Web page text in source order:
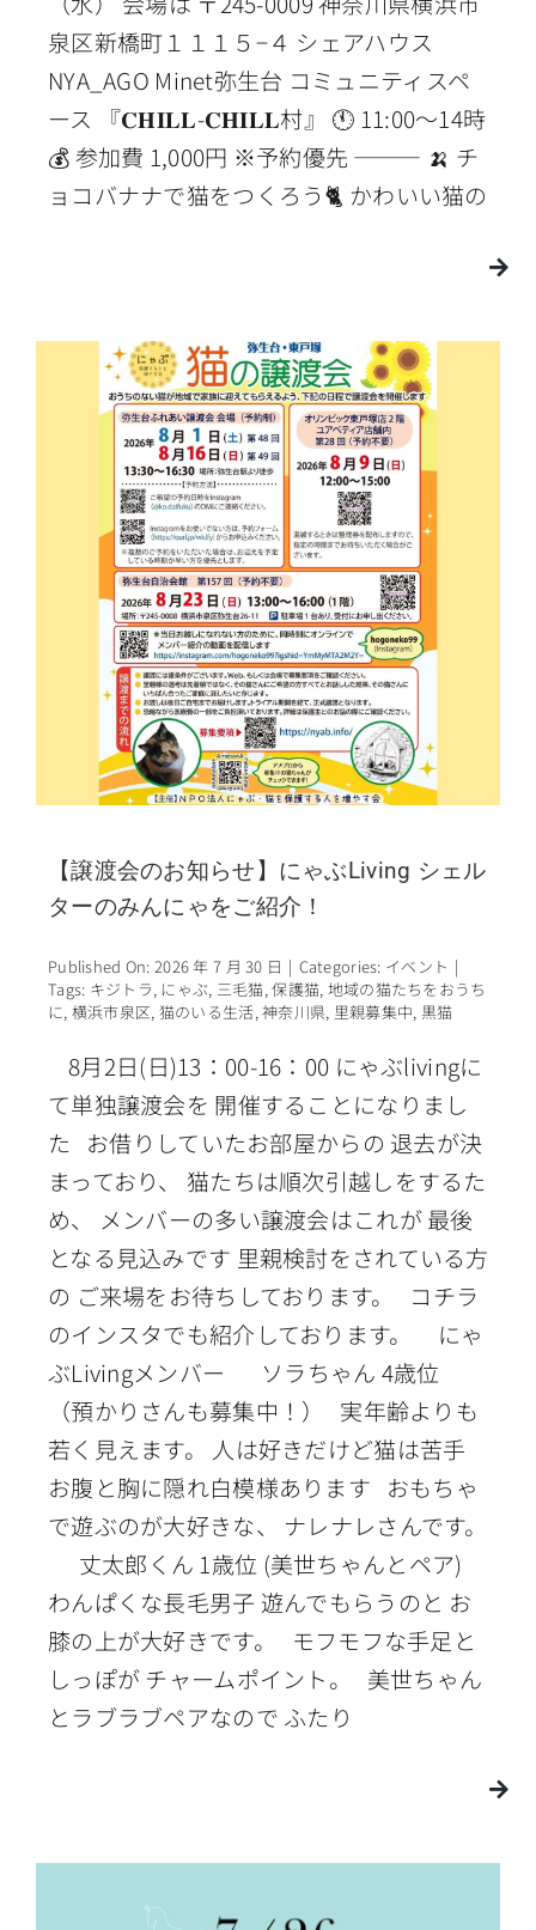
泉区新橋町１１１５−４ シェアハウス
NYA_AGO Minet弥生台 コミュニティスペ
ース 『𝐂𝐇𝐈𝐋𝐋-𝐂𝐇𝐈𝐋𝐋村』 🕚 11:00〜14時
💰 参加費 1,000円 ※予約優先 ⸻ 🍌 チ
ョコバナナで猫をつくろう🐈 かわいい猫の
【譲渡会のお知らせ】にゃぶLiving シェル
ターのみんにゃをご紹介！
Published On: 2026 年 7 月 30 日 | Categories: イベント |
Tags: キジトラ, にゃぶ, 三毛猫,保護猫, 地域の猫たちをおうち
に, 横浜市泉区, 猫のいる生活,神奈川県, 里親募集中, 黒猫
8月2日(日)13：00-16：00 にゃぶlivingに
て単独譲渡会を 開催することになりまし
た お借りしていたお部屋からの 退去が決
まっており、 猫たちは順次引越しをするた
め、 メンバーの多い譲渡会はこれが 最後
となる見込みです 里親検討をされている方
の ご来場をお待ちしております。 コチラ
のインスタでも紹介しております。 にゃ
ぶLivingメンバー ソラちゃん 4歳位
（預かりさんも募集中！） 実年齢よりも
若く見えます。 人は好きだけど猫は苦手
お腹と胸に隠れ白模様あります おもちゃ
で遊ぶのが大好きな、 ナレナレさんです。
丈太郎くん 1歳位 (美世ちゃんとペア)
わんぱくな長毛男子 遊んでもらうのと お
膝の上が大好きです。 モフモフな手足と
しっぽが チャームポイント。 美世ちゃん
とラブラブペアなので ふたり